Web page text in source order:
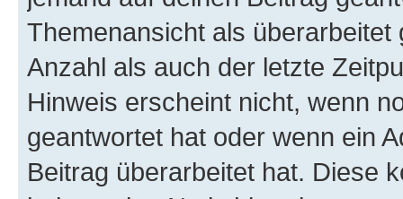
Themenansicht als
Anzahl als auch der letzte
Hinweis erscheint nicht, wenn
geantwortet hat oder wenn ein
Beitrag überarbeitet hat. Diese